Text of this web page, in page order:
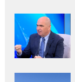
Adaugă
aici textul
pentru
subtitlu